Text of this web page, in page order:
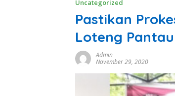
Uncategorized
Pastikan
Loteng
Admin
November 29, 2020